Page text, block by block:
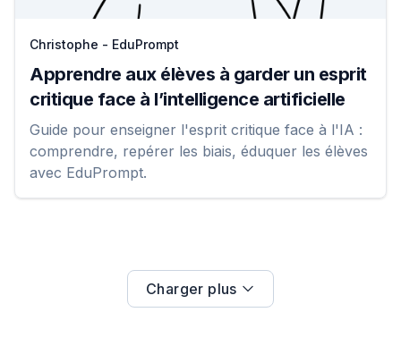
Christophe - EduPrompt
Apprendre aux élèves à garder un esprit
critique face à l’intelligence artificielle
Guide pour enseigner l'esprit critique face à l'IA :
comprendre, repérer les biais, éduquer les élèves
avec EduPrompt.
Charger plus